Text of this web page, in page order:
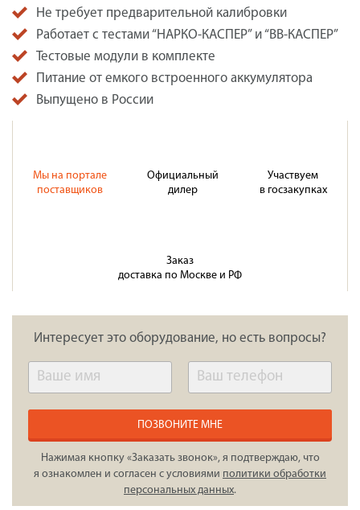
Не требует предварительной калибровки
Работает с тестами “НАРКО-КАСПЕР” и “ВВ-КАСПЕР”
Тестовые модули в комплекте
Питание от емкого встроенного аккумулятора
Выпущено в России
Мы на портале
поставщиков
Официальный
дилер
Участвуем
в госзакупках
Заказ
доставка по Москве и РФ
Интересует это оборудование, но есть вопросы?
ПОЗВОНИТЕ МНЕ
Нажимая кнопку «Заказать звонок», я подтверждаю, что
я ознакомлен и согласен с условиями политики обработки
персональных данных.